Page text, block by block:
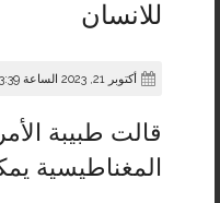
للانسان
أكتوبر 21, 2023 الساعة 3:39 م
قالت طبيبة
المغناطيسية